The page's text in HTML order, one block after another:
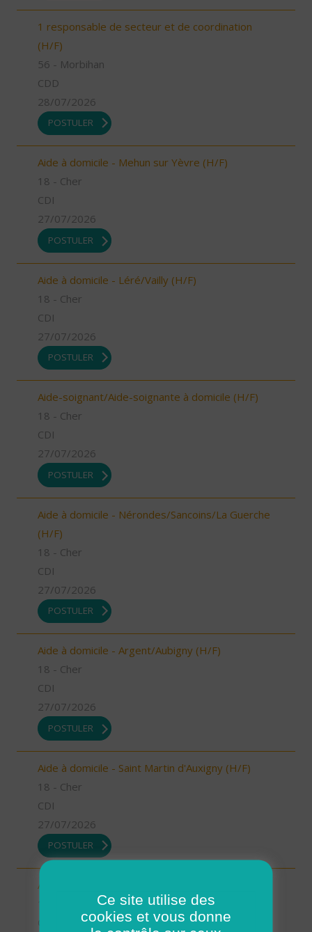
1 responsable de secteur et de coordination
(H/F)
56 - Morbihan
CDD
28/07/2026
POSTULER
Aide à domicile - Mehun sur Yèvre (H/F)
18 - Cher
CDI
27/07/2026
POSTULER
Aide à domicile - Léré/Vailly (H/F)
18 - Cher
CDI
27/07/2026
POSTULER
Aide-soignant/Aide-soignante à domicile (H/F)
18 - Cher
CDI
27/07/2026
POSTULER
Aide à domicile - Nérondes/Sancoins/La Guerche
(H/F)
18 - Cher
CDI
27/07/2026
POSTULER
Aide à domicile - Argent/Aubigny (H/F)
18 - Cher
CDI
27/07/2026
POSTULER
Aide à domicile - Saint Martin d'Auxigny (H/F)
18 - Cher
CDI
27/07/2026
POSTULER
Aide à domicile - Bourges (H/F)
Ce site utilise des
cookies et vous donne